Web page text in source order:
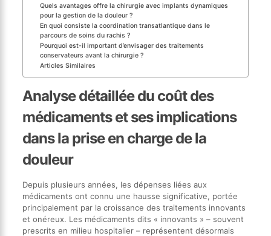
Quels avantages offre la chirurgie avec implants dynamiques
pour la gestion de la douleur ?
En quoi consiste la coordination transatlantique dans le
parcours de soins du rachis ?
Pourquoi est-il important d’envisager des traitements
conservateurs avant la chirurgie ?
Articles Similaires
Analyse détaillée du coût des
médicaments et ses implications
dans la prise en charge de la
douleur
Depuis plusieurs années, les dépenses liées aux
médicaments ont connu une hausse significative, portée
principalement par la croissance des traitements innovants
et onéreux. Les médicaments dits « innovants » – souvent
prescrits en milieu hospitalier – représentent désormais